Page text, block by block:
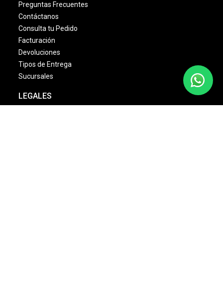
Preguntas Frecuentes
Contáctanos
Consulta tu Pedido
Facturación
Devoluciones
Tipos de Entrega
Sucursales
LEGALES